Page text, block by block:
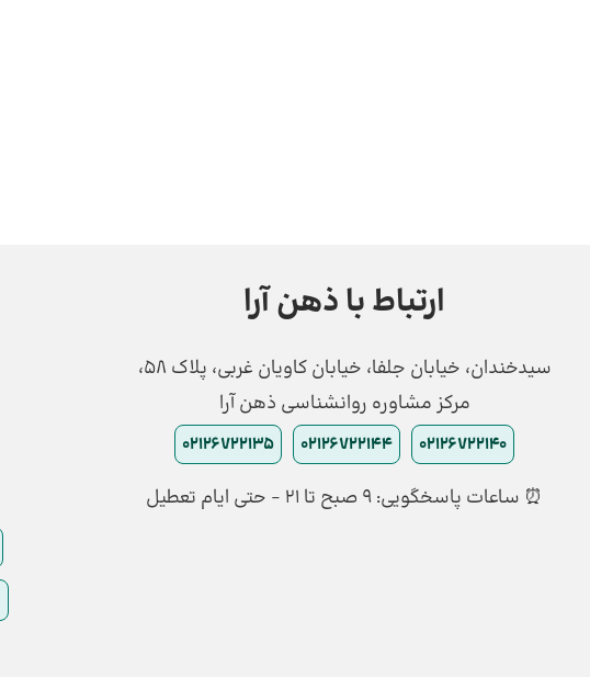
ارتباط با ذهن آرا
سیدخندان، خیابان جلفا، خیابان کاویان غربی، پلاک 58،
مرکز مشاوره روانشناسی ذهن آرا
02126722140
02126722144
02126722135
⏰ ساعات پاسخگویی: ۹ صبح تا ۲۱ - حتی ایام تعطیل